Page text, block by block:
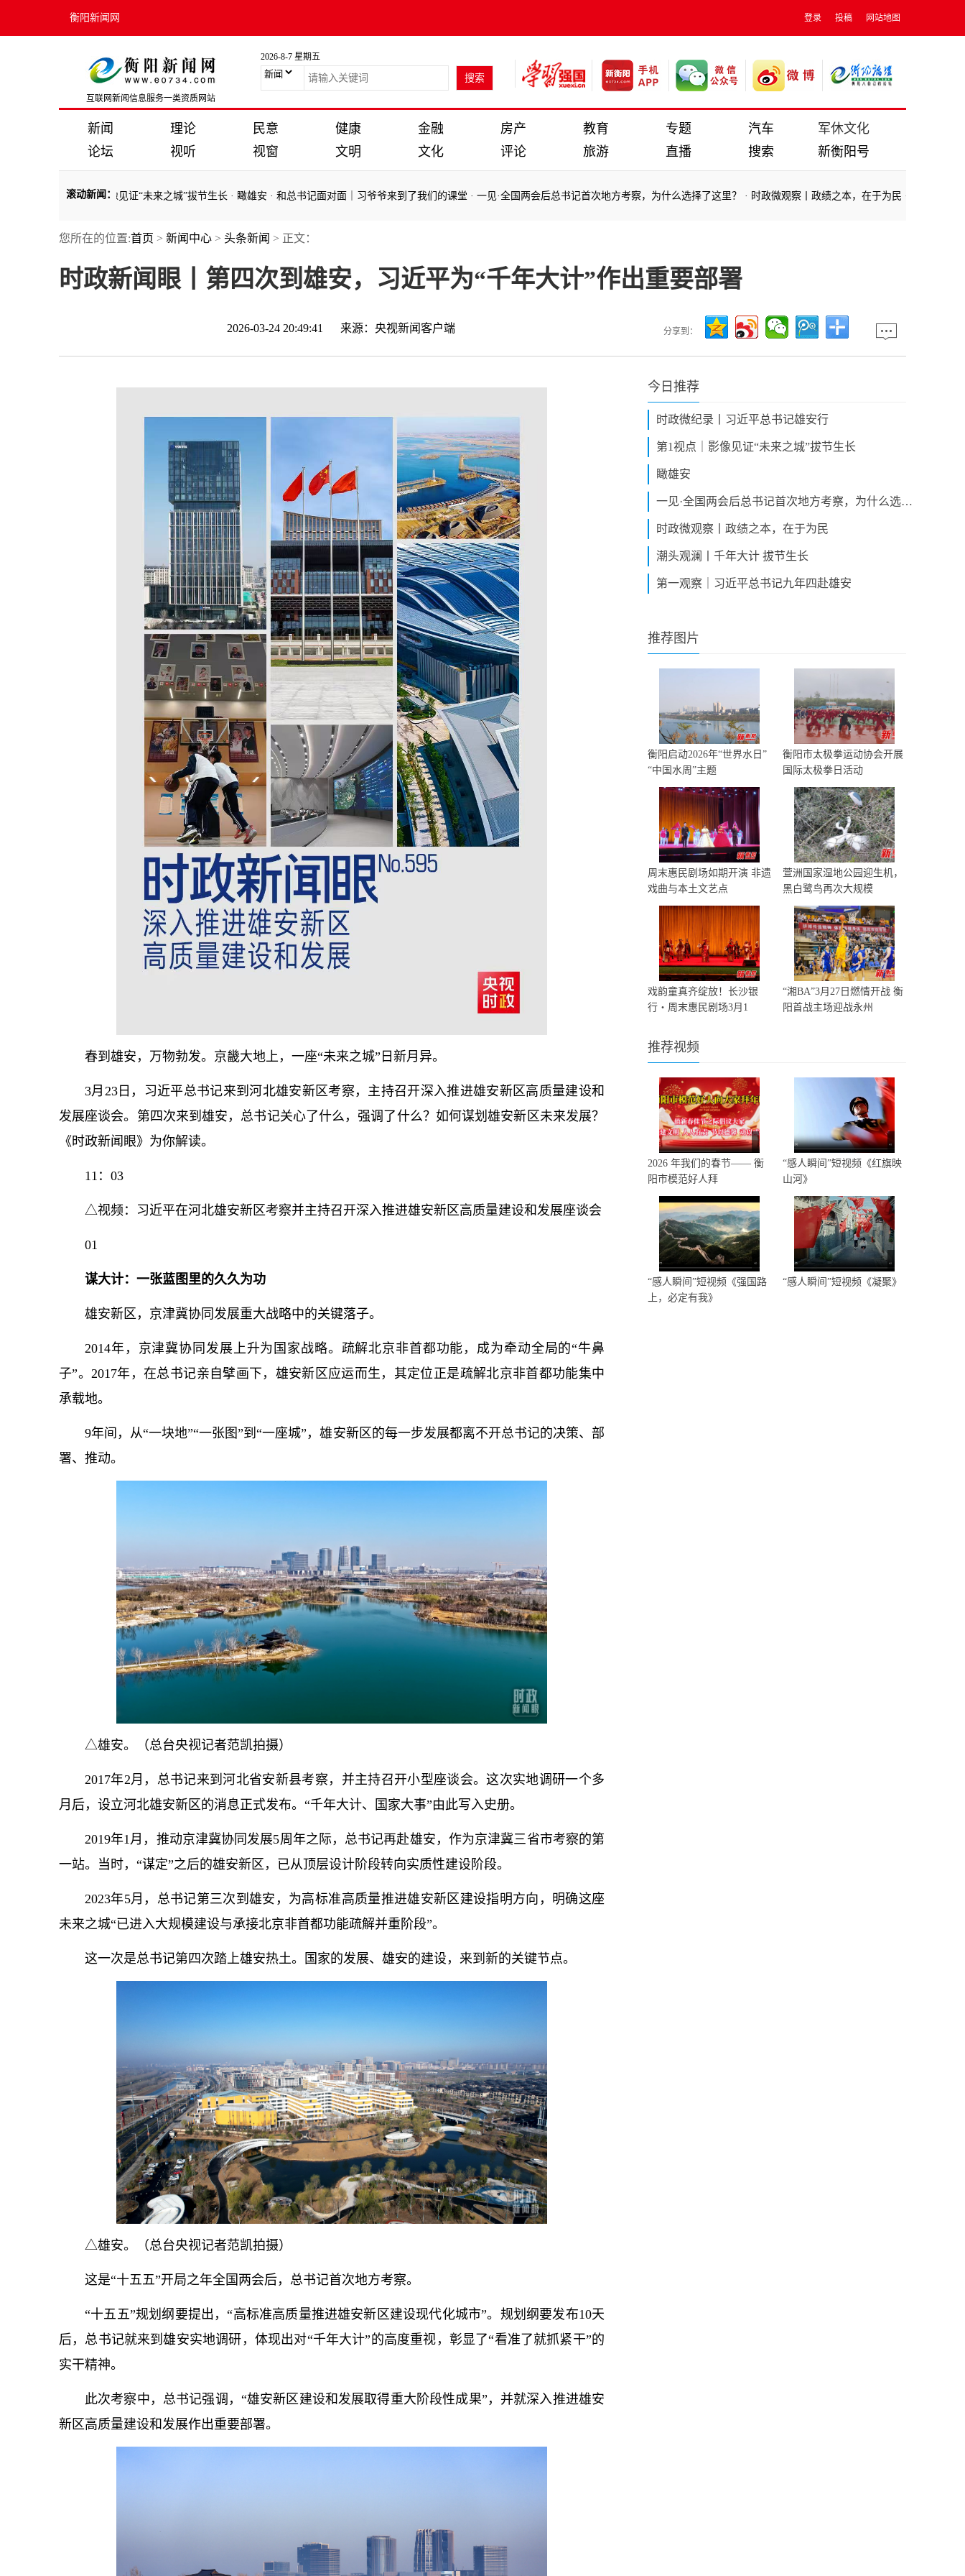
衡阳新闻网 登录 投稿 网站地图
互联网新闻信息服务一类资质网站
2026-8-7 星期五
新闻 理论 民意 健康 金融 房产 教育 专题 汽车
军休文化
论坛
视听 视窗 文明 文化 评论 旅游 直播 搜索 新衡阳号
滚动新闻 ：
第1视点｜影像见证“未来之城”拔节生长·瞰雄安·和总书记面对面｜习爷爷来到了我们的课堂·一见·全国两会后总书记首次地方考察，为什么选择了这里？·时政微观察丨政绩之本，在于为民 ·近镜头｜与雄安新区
第1视点｜影像见证“未来之城”拔节生长 · 瞰雄安 · 和总书记面对面｜习爷爷来到了我们的课堂
您所在的位置:首页 > 新闻中心 > 头条新闻 > 正文：
时政新闻眼丨第四次到雄安，习近平为“千年大计”作出重要部署
2026-03-24 20:49:41 来源： 央视新闻客户端 分享到：
春到雄安，万物勃发。京畿大地上，一座“未来之城”日新月异。
3月23日，习近平总书记来到河北雄安新区考察，主持召开深入推进雄安新区高质量建设和
发展座谈会。第四次来到雄安， 总书记关心了什么，强调了什么？如何谋划雄安新区未来发展？
《时政新闻眼》为你解读。
11：03
△视频：习近平在河北雄安新区考察并主持召开深入推进雄安新区高质量建设和发展座谈会
01
谋大计：一张蓝图里的久久为功
雄安新区，京津冀协同发展重大战略中的关键落子。
2014年，京津冀协同发展上升为国家战略。疏解北京非首都功能，成为牵动全局的“牛鼻
子”。2017年，在总书记亲自擘画下，雄安新区应运而生，其定位正是疏解北京非首都功能集中
承载地。
9年间，从“一块地”“一张图”到“一座城”，雄安新区的每一步发展都离不开总书记的决策、部
署、推动。
△雄安。（总台央视记者范凯拍摄）
2017年2月， 总书记来到河北省安新县考察，并主持召开小型座谈会。这次实地调研一个多
月后，设立河北雄安新区的消息正式发布。“千年大计、国家大事”由此写入史册。
2019年1月，推动京津冀协同发展5周年之际， 总书记再赴雄安，作为京津冀三省市考察的第
一站。当时，“谋定”之后的雄安新区，已从顶层设计阶段转向实质性建设阶段。
2023年5月， 总书记第三次到雄安，为高标准高质量推进雄安新区建设指明方向，明确这座
未来之城“已进入大规模建设与承接北京非首都功能疏解并重阶段”。
这一次是总书记第四次踏上雄安热土。国家的发展、雄安的建设，来到新的关键节点。
△雄安。（总台央视记者范凯拍摄）
这是“十五五”开局之年全国两会后， 总书记首次地方考察。
“十五五”规划纲要提出，“高标准高质量推进雄安新区建设现代化城市”。规划纲要发布10天
后， 总书记就来到雄安实地调研，体现出对“千年大计”的高度重视，彰显了“看准了就抓紧干”的
实干精神。
此次考察中， 总书记强调，“雄安新区建设和发展取得重大阶段性成果”，并就深入推进雄安
新区高质量建设和发展作出重要部署。
今日推荐
时政微纪录丨习近平总书记雄安行
第1视点｜影像见证“未来之城”拔节生长
瞰雄安
一见·全国两会后总书记首次地方考察，为什么选择了这里？
时政微观察丨政绩之本，在于为民
潮头观澜丨千年大计 拔节生长
第一观察｜习近平总书记九年四赴雄安
推荐图片
衡阳启动2026年“世界水日”
“中国水周”主题
衡阳市太极拳运动协会开展
国际太极拳日活动
周末惠民剧场如期开演 非遗
戏曲与本土文艺点
萱洲国家湿地公园迎生机，
黑白鹭鸟再次大规模
戏韵童真齐绽放！长沙银
行・周末惠民剧场3月1
“湘BA”3月27日燃情开战 衡
阳首战主场迎战永州
推荐视频
2026 年我们的春节—— 衡
阳市模范好人拜
“感人瞬间”短视频《红旗映
山河》
“感人瞬间”短视频《强国路
上，必定有我》
“感人瞬间”短视频《凝聚》